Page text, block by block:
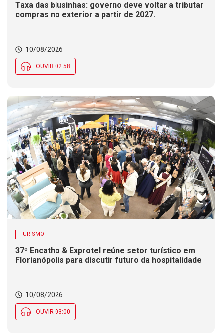
Taxa das blusinhas: governo deve voltar a tributar
compras no exterior a partir de 2027.
10/08/2026
OUVIR 02:58
TURISMO
37º Encatho & Exprotel reúne setor turístico em
Florianópolis para discutir futuro da hospitalidade
10/08/2026
OUVIR 03:00